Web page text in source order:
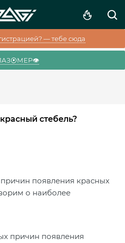
— тебе сюда
стебель?
появления красных
о наиболее
причин появления